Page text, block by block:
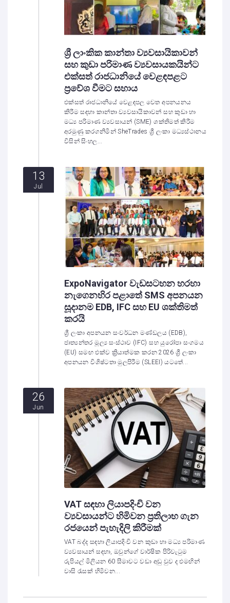
ශ්‍රී ලාංකික කාන්තා ව්‍යවසායිකාවන්
සහ කුඩා පරිමාණ ව්‍යවසායකයින්ට
එක්සත් රාජධානියේ වෙළඳපළට
ප්‍රවේශ වීමට සහාය
එක්සත් රාජධානියේ වෙළඳපල වෙත අපනයනය
කිරීම සඳහා කාන්තා ව්‍යවසායිකාවන් සහ කුඩා හා
මධ්‍ය පරිමාණ ව්‍යවසායන් (SME) ශක්තිමත් කිරීම
අරමුණු කරගනිමින් SheTrades ශ්‍රී ලංකා මධ්‍යස්ථානය
විසින් සිංහල...
13
Jul
ExpoNavigator වැඩසටහන හරහා
නැගෙනහිර පළාතේ SMS අපනයන
සූදානම EDB, IFC සහ EU ශක්තිමත්
කරයි
ශ්‍රී ලංකා අපනයන සංවර්ධන මණ්ඩලය (EDB),
ජාත්‍යන්තර මූල්‍ය සංස්ථාව (IFC) සහ යුරෝපා සංගමය
(EU) සමඟ එක්ව ක්‍රියාත්මක කරන 2026 ශ්‍රී ලංකා
අපනයන විශිෂ්ටතා මුලපිරීම (SLEEI) යටතේ...
26
Jun
VAT සඳහා ලියාපදිංචි වන
ව්‍යවසායන්ට හිමිවන ප්‍රතිලාභ ගැන
රජයෙන් පැහැදිලි කිරීමක්
VAT බද්ද සඳහා ලියාපදිංචි වන කුඩා හා මධ්‍ය පරිමාණ
ව්‍යවසායන් සඳහා, ඔවුන්ගේ වාර්ෂික පිරිවැටුම
රුපියල් මිලියන 60 සීමාවට වඩා අඩු වුව ද එමඟින්
වාසි රැසක් හිමිවන...